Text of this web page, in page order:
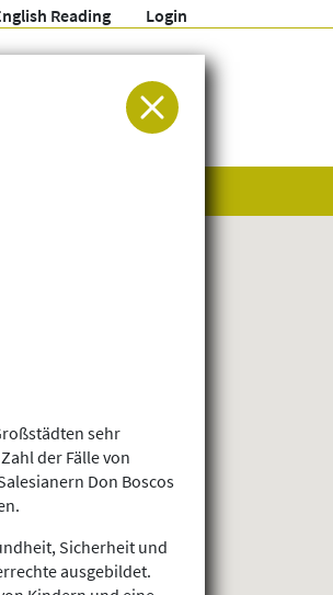
Reading Login
Humanitäre Hilfe
sehr
der Fälle von
Don Boscos
Sicherheit und
ausgebildet.